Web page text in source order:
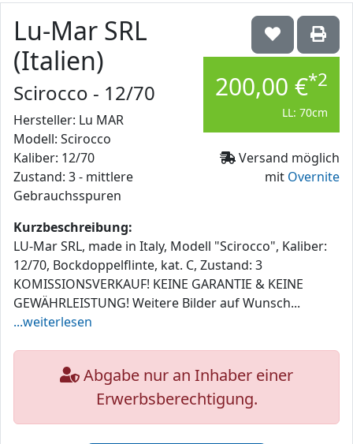
200,00 €*2
LL: 70cm
Versand möglich
mit Overnite
Lu-Mar SRL
(Italien)
Scirocco - 12/70
Hersteller: Lu MAR
Modell: Scirocco
Kaliber: 12/70
Zustand: 3 - mittlere
Gebrauchsspuren
Kurzbeschreibung:
LU-Mar SRL, made in Italy, Modell "Scirocco", Kaliber:
12/70, Bockdoppelflinte, kat. C, Zustand: 3
KOMISSIONSVERKAUF! KEINE GARANTIE & KEINE
GEWÄHRLEISTUNG! Weitere Bilder auf Wunsch...
...weiterlesen
Abgabe nur an Inhaber einer
Erwerbsberechtigung.